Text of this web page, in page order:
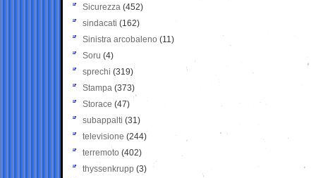
Sicurezza (452)
sindacati (162)
Sinistra arcobaleno (11)
Soru (4)
sprechi (319)
Stampa (373)
Storace (47)
subappalti (31)
televisione(244)
terremoto (402)
thyssenkrupp (3)